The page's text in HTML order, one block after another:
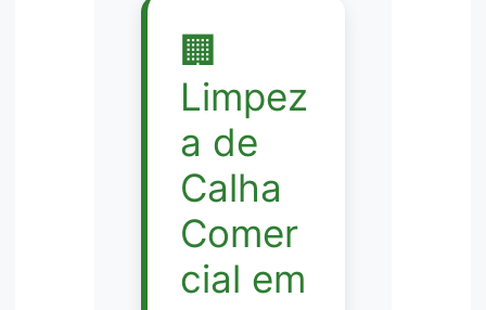
🏢
Limpez
a de
Calha
Comer
cial em